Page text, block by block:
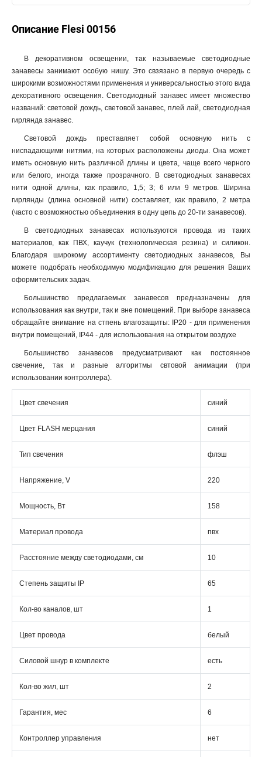
Описание Flesi 00156
В декоративном освещении, так называемые светодиодные
занавесы занимают особую нишу. Это свзязано в первую очередь с
широкими возможностями применения и универсальностью этого вида
декоративного освещения. Светодиодный занавес имеет множество
названий: световой дождь, световой занавес, плей лай, светодиодная
гирлянда занавес.
Световой дождь преставляет собой основную нить с
ниспадающими нитями, на которых расположены диоды. Она может
иметь основную нить различной длины и цвета, чаще всего черного
или белого, иногда также прозрачного. В светодиодных занавесах
нити одной длины, как правило, 1,5; 3; 6 или 9 метров. Ширина
гирлянды (длина основной нити) составляет, как правило, 2 метра
(часто с возможностью объединения в одну цепь до 20-ти занавесов).
В светодиодных занавесах используются провода из таких
материалов, как ПВХ, каучук (технологическая резина) и силикон.
Благодаря широкому ассортименту светодиодных занавесов, Вы
можете подобрать необходимую модификацию для решения Ваших
оформительских задач.
Большинство предлагаемых занавесов предназначены для
использования как внутри, так и вне помещений. При выборе занавеса
обращайте внимание на стпень влагозащиты: IP20 - для применения
внутри помещений, IP44 - для использования на открытом воздухе
Большинство занавесов предусматривают как постоянное
свечение, так и разные алгоритмы свтовой анимации (при
использовании контроллера).
Цвет свечения синий
Цвет FLASH мерцания синий
Тип свечения флэш
Напряжение, V 220
Мощность, Вт 158
Материал провода пвх
Расстояние между светодиодами, см 10
Степень защиты IP 65
Кол-во каналов, шт 1
Цвет провода белый
Силовой шнур в комплекте есть
Кол-во жил, шт 2
Гарантия, мес 6
Контроллер управления нет